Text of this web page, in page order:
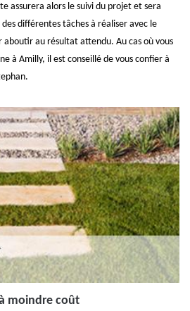
assurera alors le suivi du projet et sera
différentes tâches à réaliser avec le
aboutir au résultat attendu. Au cas où vous
à Amilly, il est conseillé de vous confier à
moindre coût